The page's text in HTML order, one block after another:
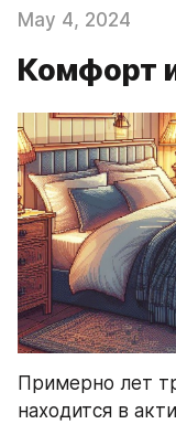
May 4, 2024
Комфорт
Примерно лет
находится в